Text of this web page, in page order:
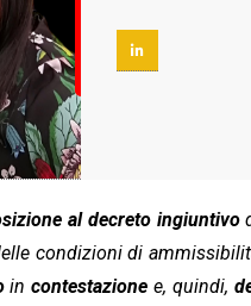
al decreto ingiuntivo
condizioni di
incontestazione e, quindi,